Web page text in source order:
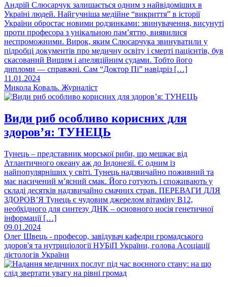
Андрій Слюсарчук залишається одним з найвідоміших в
Україні людей. Найгучніша медійне “викриття” в історії
України обростає новими родзинками: звинувачення, висунуті
проти професора з унікальною пам’яттю, виявилися
неспроможними. Вирок, яким Слюсарчука звинуватили у
підробці документів про медичну освіту і смерті пацієнтів, був
скасований Вищим і апеляційним судами. Тобто його
дипломи — справжні. Сам “Доктор Пі” навідріз […]
11.01.2024
Микола Коваль. Журналіст
Види риб особливо корисних для
здоров’я: ТУНЕЦЬ
Тунець – представник морської риби, що мешкає від
Атлантичного океану аж до Індонезії. Є одним із
найпопулярніших у світі. Тунець надзвичайно поживний та
має насичений м’ясний смак. Його готують і споживають у
складі десятків надзвичайно смачних страв. ПЕРЕВАГИ ДЛЯ
ЗДОРОВ’Я Тунець є чудовим джерелом вітаміну B12,
необхідного для синтезу ДНК – основного носія генетичної
інформації […]
09.01.2024
Олег Швець - професор, завідувач кафедри громадського
здоров'я та нутриціології НУБіП України, голова Асоціації
дієтологів України